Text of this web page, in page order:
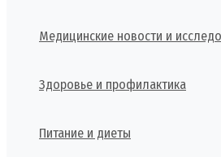
Медицинские новости и
Здоровье и профилактика
Питание и диеты